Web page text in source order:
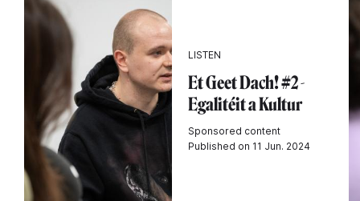
LISTEN
Et Geet Dach! #2 -
Egalitéit a Kultur
Sponsored content
Published on 11 Jun. 2024